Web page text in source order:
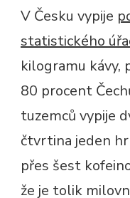
V Česku vypije
statistického
kilogramu kávy,
80 procent
tuzemců vypije
čtvrtina jeden
přes šest
že je tolik